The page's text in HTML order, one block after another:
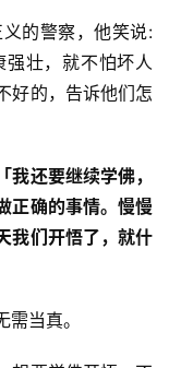
的警察，他笑说:
强壮，就不怕坏人
好的，告诉他们怎
「我还要继续学佛，
正确的事情。慢慢
我们开悟了，就什
当真。